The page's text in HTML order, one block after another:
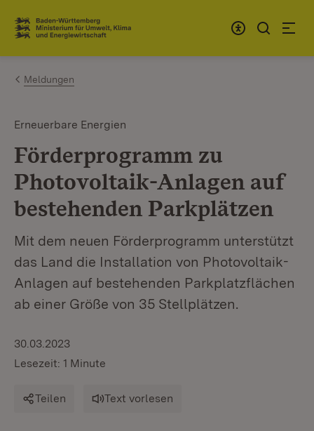
Zum Inhalt springen
Link zur Startseite
Meldungen
Erneuerbare Energien
Förderprogramm zu
Photovoltaik-Anlagen auf
bestehenden Parkplätzen
Mit dem neuen Förderprogramm unterstützt
das Land die Installation von Photovoltaik-
Anlagen auf bestehenden Parkplatzflächen
ab einer Größe von 35 Stellplätzen.
30.03.2023
Lesezeit: 1 Minute
Teilen Text vorlesen